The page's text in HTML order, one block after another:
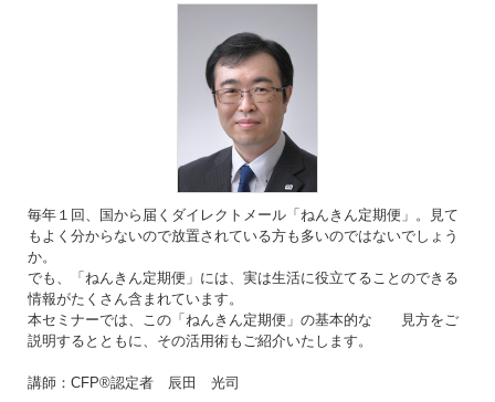
毎年１回、国から届くダイレクトメール「ねんきん定期便」。見て
もよく分からないので放置されている方も多いのではないでしょう
か。
でも、「ねんきん定期便」には、実は生活に役立てることのできる
情報がたくさん含まれています。
本セミナーでは、この「ねんきん定期便」の基本的な 見方をご
説明するとともに、その活用術もご紹介いたします。
講師：CFP®認定者 辰田 光司